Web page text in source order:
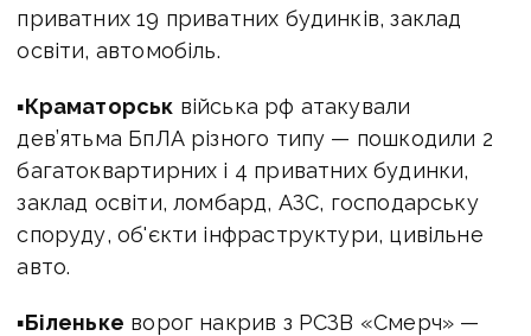
приватних 19 приватних будинків, заклад
освіти, автомобіль.
▪Краматорськ війська рф атакували
дев’ятьма БпЛА різного типу — пошкодили 2
багатоквартирних і 4 приватних будинки,
заклад освіти, ломбард, АЗС, господарську
споруду, об'єкти інфраструктури, цивільне
авто.
▪Біленьке ворог накрив з РСЗВ «Смерч» —